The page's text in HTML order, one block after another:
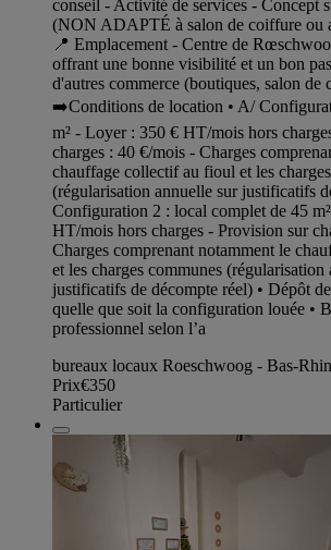
conseil - Activité de services - Concept
(NON ADAPTÉ à salon de coiffure ou
📍 Emplacement - Centre de
offrant une bonne visibilité et un bon
d'autres commerce (boutiques, salon de
➡️Conditions de location • A/
m² - Loyer : 350 € HT/mois hors
charges : 40 €/mois - Charges
chauffage collectif au fioul et les
(régularisation annuelle sur justificatifs
Configuration 2 : local complet de 45
HT/mois hors charges - Provision sur
Charges comprenant notamment le
et les charges communes (régularisation
justificatifs de décompte réel) • Dépôt
quelle que soit la configuration louée •
professionnel selon l’a
bureaux locaux Roeschwoog - Bas-Rhin
Prix€350
Particulier